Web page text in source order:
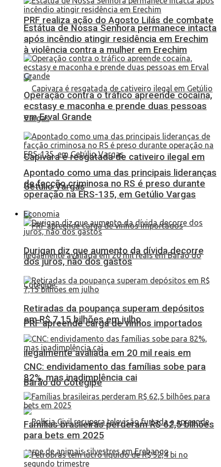
PRF realiza ação do Agosto Lilás de combate
à violência contra a mulher em Erechim
Capivara é resgatada de cativeiro ilegal em
Getúlio Vargas
PRF apreende carga de vinhos importados
ilegalmente avaliada em 20 mil reais em
Barão do Cotegipe
Estátua de Nossa Senhora permanece intacta
após incêndio atingir residência em Erechim
Operação contra o tráfico apreende cocaína,
ecstasy e maconha e prende duas pessoas
em Erval Grande
Apontado como uma das principais lideranças
de facção criminosa no RS é preso durante
operação na ERS-135, em Getúlio Vargas
Economia
Durigan diz que aumento da dívida decorre
dos juros, não dos gastos
Retiradas da poupança superam depósitos
em R$ 7,15 bilhões em julho
CNC: endividamento das famílias sobe para
82%, mas inadimplência cai
Famílias brasileiras perderam R$ 62,5 bilhões
para bets em 2025